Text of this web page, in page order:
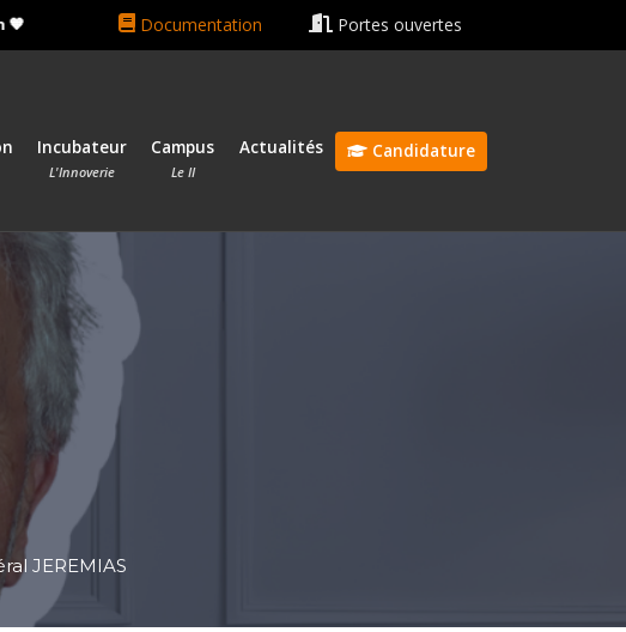
Prochain rentrée le 13 octobre 2026 🎓 Bonnes vacances ☀️😎
Documentation Portes ouvertes
Incubateur
L'Innoverie
Campus
Le II
Actualités Candidature
JEREMIAS